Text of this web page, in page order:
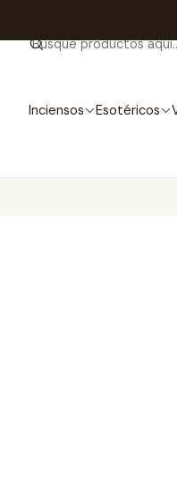
Inciensos Esotéricos